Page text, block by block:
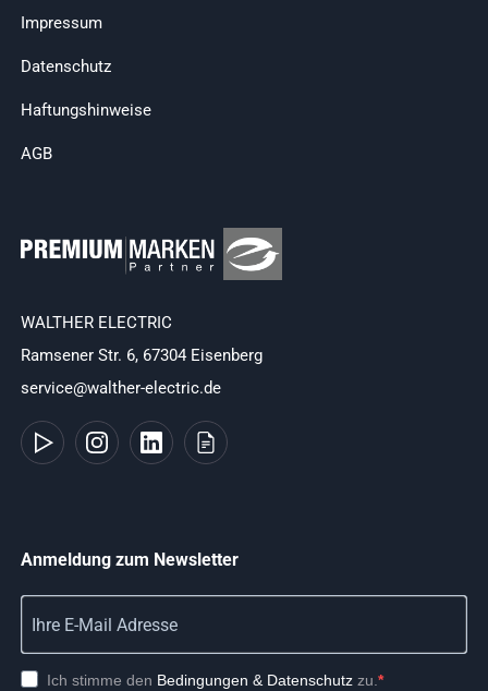
Impressum
Datenschutz
Haftungshinweise
AGB
WALTHER ELECTRIC
Ramsener Str. 6, 67304 Eisenberg
service@walther-electric.de
Anmeldung zum Newsletter
Ich stimme den Bedingungen & Datenschutz zu.